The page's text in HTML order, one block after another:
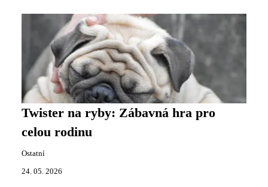
Twister na ryby: Zábavná hra pro
celou rodinu
Ostatní
24. 05. 2026